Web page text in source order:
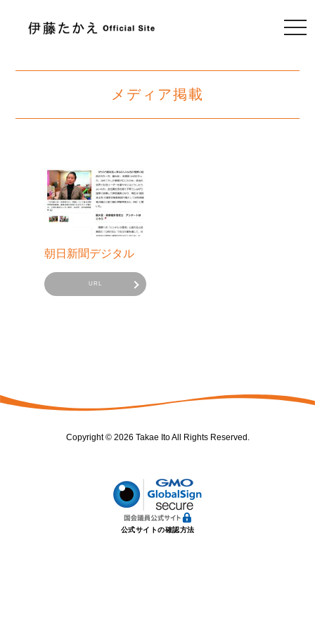
メディア掲載
朝日新聞デジタル
URL
Copyright © 2026 Takae Ito All Rights Reserved.
公式サイトの確認方法